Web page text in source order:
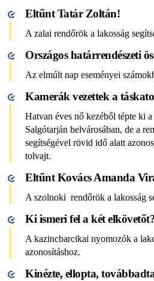
Eltűnt Tatár Zoltán!
A zalai rendőrök a lakosság
Országos határrendészeti
Az elmúlt nap eseményei
Kamerák vezettek a
Hatvan éves nő kezéből tépte ki
Salgótarján belvárosában, de a
segítségével rövid idő alatt
tolvajt.
Eltűnt Kovács Amanda
A szolnoki rendőrök a lakosság
Ki ismeri fel a két
A kazincbarcikai nyomozók a
azonosításhoz.
Kinézte, ellopta,